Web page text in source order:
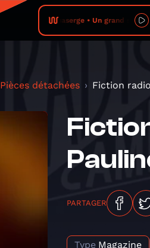
Aquaserge • Un grand sommeil
Pièces détachées Fiction
PARTAGER
Type Magazine